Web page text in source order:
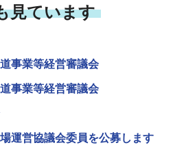
見ています
事業等経営審議会
事業等経営審議会
運営協議会委員を公募します